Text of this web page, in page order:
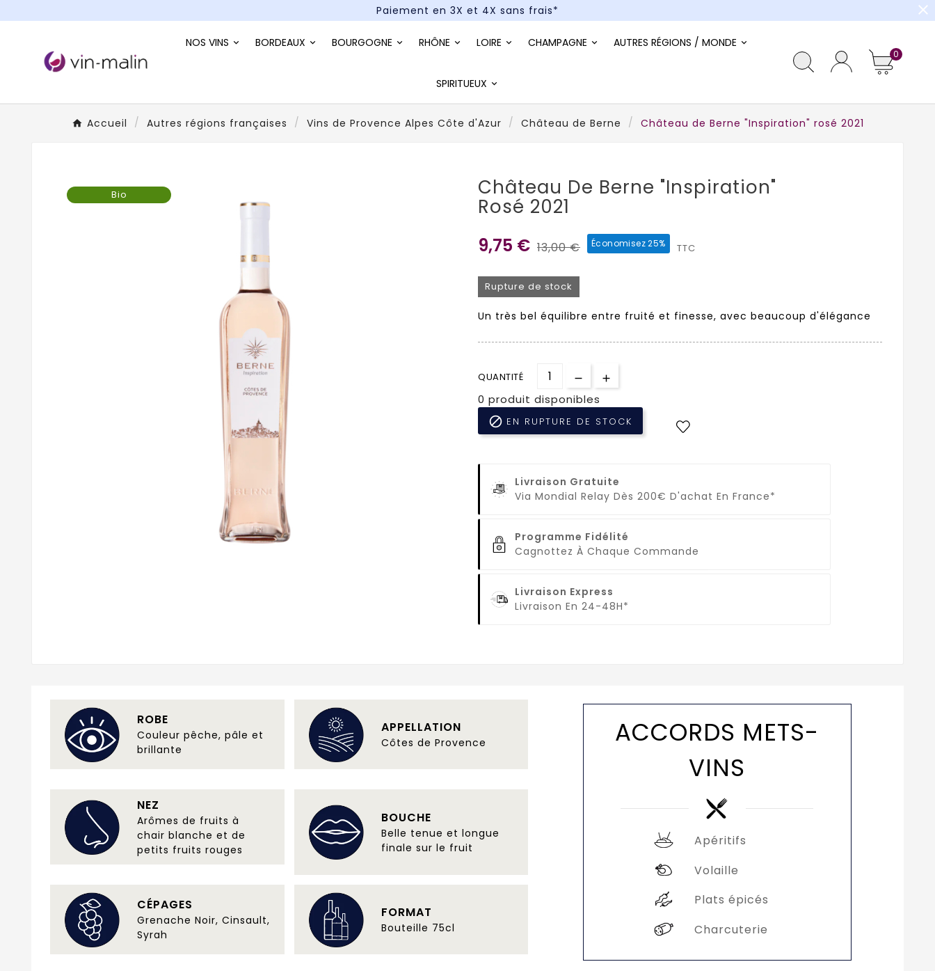
Paiement en 3X et 4X sans frais*
close
NOS VINS BORDEAUX BOURGOGNE RHÔNE LOIRE CHAMPAGNE AUTRES RÉGIONS / MONDE
SPIRITUEUX
0
Accueil Autres régions françaises Vins de Provence Alpes Côte d'Azur Château de Berne Château de Berne "Inspiration" rosé 2021
Bio Château De Berne "Inspiration"
Rosé 2021
9,75 € 13,00 € Économisez 25% TTC
Rupture de stock
Un très bel équilibre entre fruité et finesse, avec beaucoup d'élégance
QUANTITÉ
0 produit disponibles
 EN RUPTURE DE STOCK
Livraison Gratuite
Via Mondial Relay Dès 200€ D'achat En France*
Programme Fidélité
Cagnottez À Chaque Commande
Livraison Express
Livraison En 24-48H*
ROBE
Couleur pêche, pâle et
brillante
APPELLATION
Côtes de Provence
NEZ
Arômes de fruits à
chair blanche et de
petits fruits rouges
BOUCHE
Belle tenue et longue
finale sur le fruit
CÉPAGES
Grenache Noir, Cinsault,
Syrah
FORMAT
Bouteille 75cl
ACCORDS METS-
VINS
Apéritifs
Volaille
Plats épicés
Charcuterie